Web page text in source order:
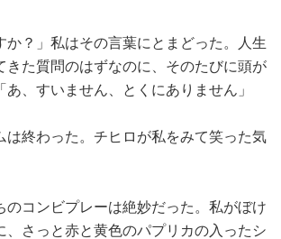
か？」私はその言葉にとまどった。人生
きた質問のはずなのに、そのたびに頭が
、すいません、とくにありません」
終わった。チヒロが私をみて笑った気
コンビプレーは絶妙だった。私がぼけ
、さっと赤と黄色のパプリカの入ったシ